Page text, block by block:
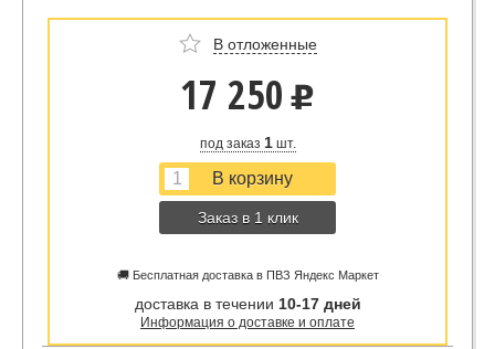
В отложенные
17 250 u
под заказ 1шт.
Заказ в 1 клик
🚚 Бесплатная доставка в ПВЗ Яндекс Маркет
доставка в течении 10-17 дней
Информация о доставке и оплате